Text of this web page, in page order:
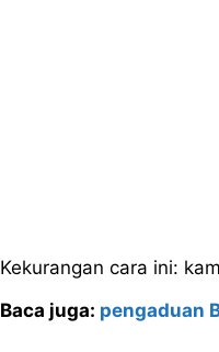
Kekurangan cara ini:
Baca juga: pengaduan